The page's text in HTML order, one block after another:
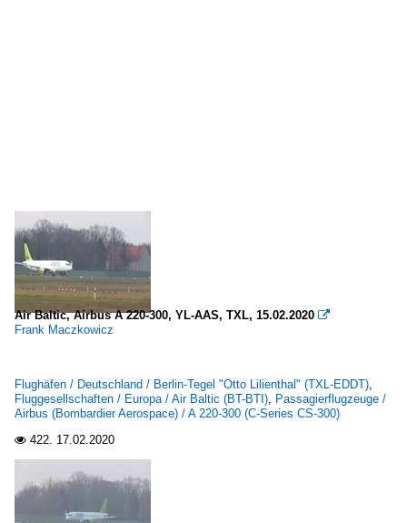
Air Baltic, Airbus A 220-300, YL-AAS, TXL, 15.02.2020 
Frank Maczkowicz
Flughäfen / Deutschland / Berlin-Tegel "Otto Lilienthal" (TXL-EDDT),
Fluggesellschaften / Europa / Air Baltic (BT-BTI), Passagierflugzeuge /
Airbus (Bombardier Aerospace) / A 220-300 (C-Series CS-300)
 422. 17.02.2020